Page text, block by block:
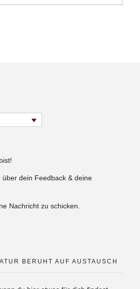
dein Feedback & deine
Nachricht zu schicken.
BERUHT AUF AUSTAUSCH